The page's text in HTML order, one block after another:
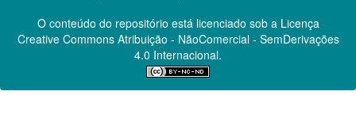
O conteúdo do repositório está licenciado sob a Licença
Creative CommonsAtribuição - NãoComercial - SemDerivações
4.0 Internacional.